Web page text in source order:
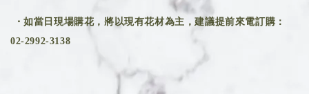
・如當日現場購花，將以現有花材為主，建議提前來電訂購：
02-2992-3138